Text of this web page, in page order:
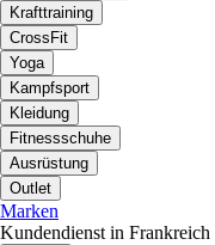
Krafttraining
CrossFit
Yoga
Kampfsport
Kleidung
Fitnessschuhe
Ausrüstung
Outlet
Marken
Kundendienst in Frankreich